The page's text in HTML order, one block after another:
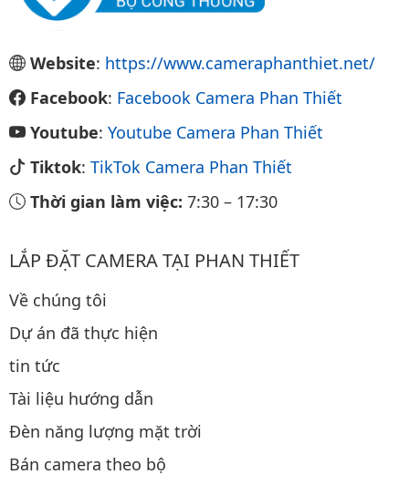
Website: https://www.cameraphanthiet.net/
Facebook: Facebook Camera Phan Thiết
Youtube: Youtube Camera Phan Thiết
Tiktok: TikTok Camera Phan Thiết
Thời gian làm việc: 7:30 – 17:30
LẮP ĐẶT CAMERA TẠI PHAN THIẾT
Về chúng tôi
Dự án đã thực hiện
tin tức
Tài liệu hướng dẫn
Đèn năng lượng mặt trời
Bán camera theo bộ